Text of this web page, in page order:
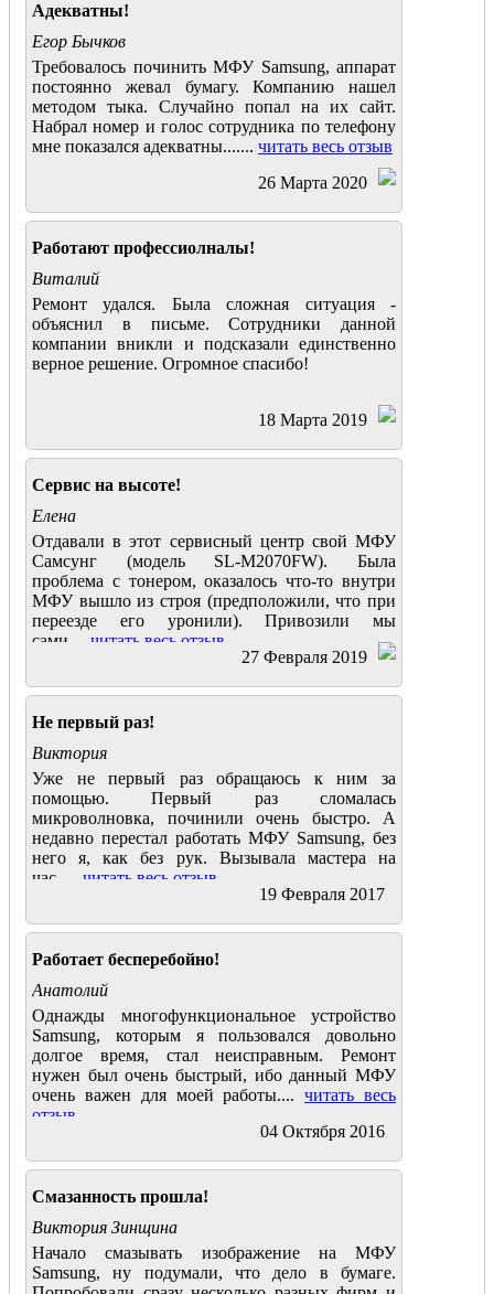
Адекватны!
Егор Бычков
Требовалось починить МФУ Samsung, аппарат
постоянно жевал бумагу. Компанию нашел
методом тыка. Случайно попал на их сайт.
Набрал номер и голос сотрудника по телефону
мне показался адекватны....... читать весь отзыв
26 Марта 2020
Работают профессиолналы!
Виталий
Ремонт удался. Была сложная ситуация -
объяснил в письме. Сотрудники данной
компании вникли и подсказали единственно
верное решение. Огромное спасибо!
18 Марта 2019
Сервис на высоте!
Елена
Отдавали в этот сервисный центр свой МФУ
Самсунг (модель SL-M2070FW). Была
проблема с тонером, оказалось что-то внутри
МФУ вышло из строя (предположили, что при
переезде его уронили). Привозили мы
сами.... читать весь отзыв
27 Февраля 2019
Не первый раз!
Виктория
Уже не первый раз обращаюсь к ним за
помощью. Первый раз сломалась
микроволновка, починили очень быстро. А
недавно перестал работать МФУ Samsung, без
него я, как без рук. Вызывала мастера на
час..... читать весь отзыв
19 Февраля 2017
Работает бесперебойно!
Анатолий
Однажды многофункциональное устройство
Samsung, которым я пользовался довольно
долгое время, стал неисправным. Ремонт
нужен был очень быстрый, ибо данный МФУ
очень важен для моей работы....читать весь
отзыв
04 Октября 2016
Смазанность прошла!
Виктория Зинщина
Начало смазывать изображение на МФУ
Samsung, ну подумали, что дело в бумаге.